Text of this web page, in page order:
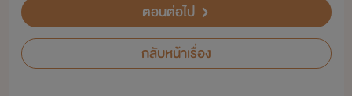
ตอนต่อไป
กลับหน้าเรื่อง